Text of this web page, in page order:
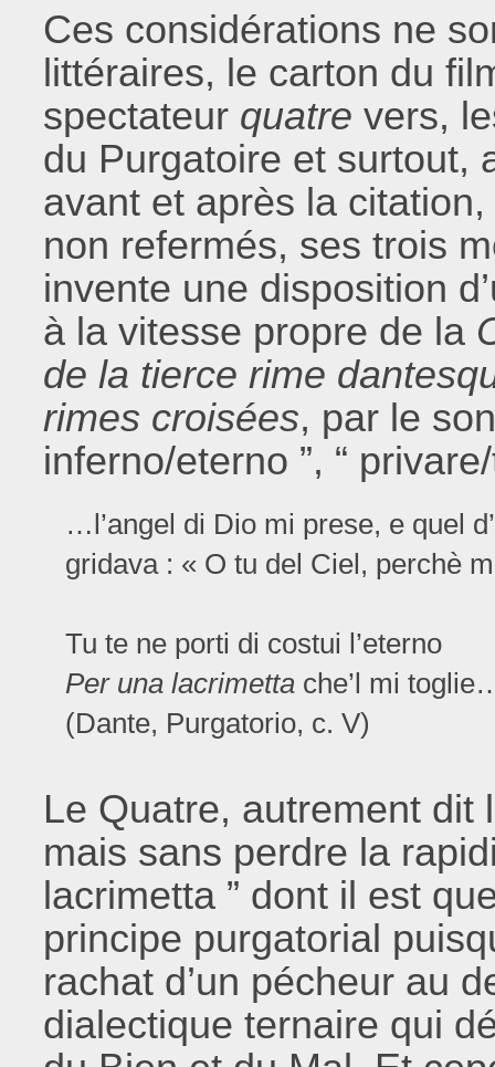
Ces considérations ne
littéraires, le carton du
spectateur quatre vers,
du Purgatoire et surtout,
avant et après la
non refermés, ses trois
invente une disposition
à la vitesse propre de la
de la tierce rime
rimes croisées, par le
inferno/eterno ”, “
…l’angel di Dio mi prese, e quel
gridava : « O tu del Ciel, perchè
Tu te ne porti di costui l’eterno
Per una lacrimetta che’l mi
(Dante, Purgatorio, c. V)
Le Quatre, autrement dit
mais sans perdre la
lacrimetta ” dont il est
principe purgatorial
rachat d’un pécheur au
dialectique ternaire qui